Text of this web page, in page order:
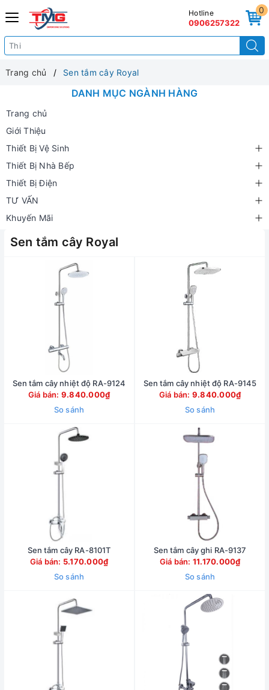
0
Hotline
0906257322
Trang chủ Sen tắm cây Royal
DANH MỤC NGÀNH HÀNG
Trang chủ
Giới Thiệu
Thiết Bị Vệ Sinh
Thiết Bị Nhà Bếp
Thiết Bị Điện
TƯ VẤN
Khuyến Mãi
Sen tắm cây Royal
Sen tắm cây nhiệt độ RA-9124
Giá bán: 9.840.000₫
So sánh
Sen tắm cây nhiệt độ RA-9145
Giá bán: 9.840.000₫
So sánh
Sen tắm cây RA-8101T
Giá bán: 5.170.000₫
So sánh
Sen tắm cây ghi RA-9137
Giá bán: 11.170.000₫
So sánh